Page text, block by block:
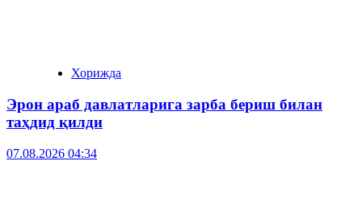
Хорижда
Эрон араб давлатларига зарба бериш билан
таҳдид қилди
07.08.2026 04:34